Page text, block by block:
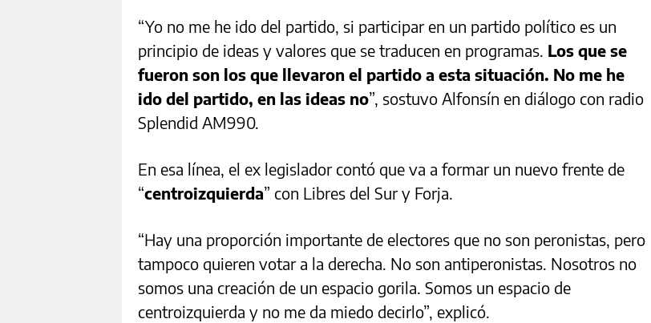
“Yo no me he ido del partido, si participar en un partido político es un
principio de ideas y valores que se traducen en programas. Los que se
fueron son los que llevaron el partido a esta situación. No me he
ido del partido, en las ideas no”, sostuvo Alfonsín en diálogo con radio
Splendid AM990.
En esa línea, el ex legislador contó que va a formar un nuevo frente de
“centroizquierda” con Libres del Sur y Forja.
“Hay una proporción importante de electores que no son peronistas, pero
tampoco quieren votar a la derecha. No son antiperonistas. Nosotros no
somos una creación de un espacio gorila. Somos un espacio de
centroizquierda y no me da miedo decirlo”, explicó.